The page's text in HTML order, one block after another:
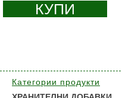
КУПИ
Категории продукти